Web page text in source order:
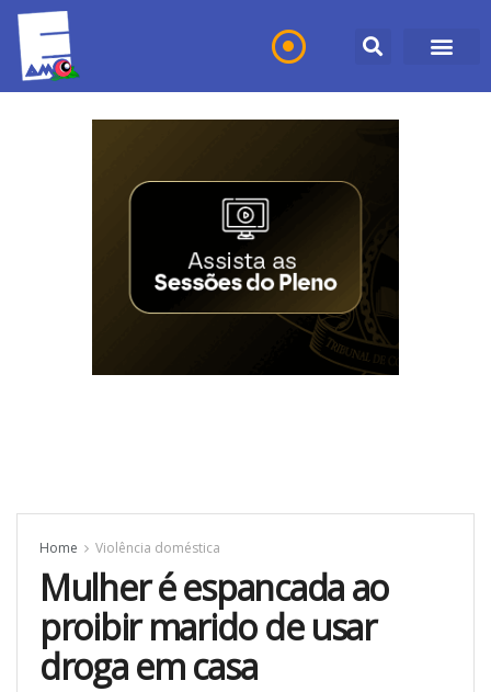
Home Violência doméstica
Mulher é espancada ao
proibir marido de usar
droga em casa